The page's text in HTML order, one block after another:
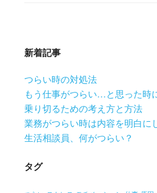
新着記事
つらい時の対処法
もう仕事がつらい…と思った時
乗り切るための考え方と方法
業務がつらい時は内容を明白に
生活相談員、何がつらい？
タグ